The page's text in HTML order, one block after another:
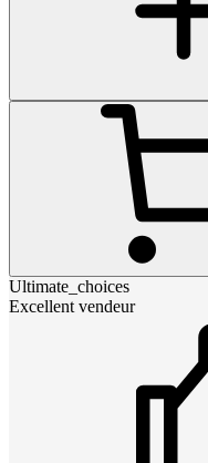
Ultimate_choices
Excellent vendeur